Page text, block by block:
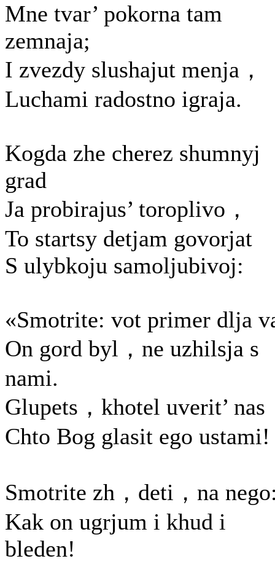
Mne tvar’ pokorna tam
zemnaja;
I zvezdy slushajut menja，
Luchami radostno igraja.
Kogda zhe cherez shumnyj
grad
Ja probirajus’ toroplivo，
To startsy detjam govorjat
S ulybkoju samoljubivoj:
«Smotrite: vot primer dlja
On gord byl，ne uzhilsja s
nami.
Glupets，khotel uverit’ nas
Chto Bog glasit ego ustami!
Smotrite zh，deti，na
Kak on ugrjum i khud i
bleden!